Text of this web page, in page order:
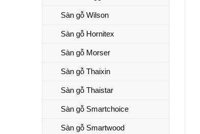
Sàn gỗ Wilson
Sàn gỗ Hornitex
Sàn gỗ Morser
Sàn gỗ Thaixin
Sàn gỗ Thaistar
Sàn gỗ Smartchoice
Sàn gỗ Smartwood